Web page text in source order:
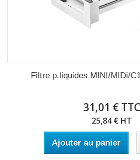
Filtre p.liquides MINI/MIDi/
31,01 € TTC
25,84 € HT
Ajouter au panier